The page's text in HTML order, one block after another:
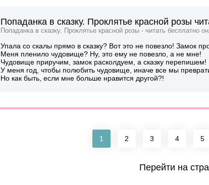
Попаданка в сказку. Проклятье красной розы
Попаданка в сказку. Проклятье красной розы - читать бесплатно
Упала со скалы прямо в сказку? Вот это не повезло! Замок
Меня пленило чудовище? Ну, это ему не повезло, а не мне!
Чудовище приручим, замок расколдуем, а сказку перепишем!
У меня год, чтобы полюбить чудовище, иначе все мы
Но как быть, если мне больше нравится другой?!
1 2 3 4 5
Перейти на